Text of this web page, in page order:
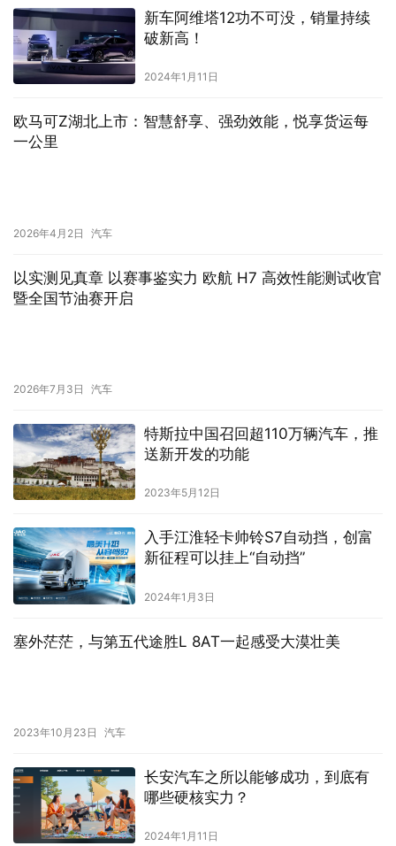
新车阿维塔12功不可没，销量持续
破新高！
2024年1月11日
欧马可Z湖北上市：智慧舒享、强劲效能，悦享货运每
一公里
2026年4月2日 汽车
以实测见真章 以赛事鉴实力 欧航 H7 高效性能测试收官
暨全国节油赛开启
2026年7月3日 汽车
特斯拉中国召回超110万辆汽车，推
送新开发的功能
2023年5月12日
入手江淮轻卡帅铃S7自动挡，创富
新征程可以挂上“自动挡”
2024年1月3日
塞外茫茫，与第五代途胜L 8AT一起感受大漠壮美
2023年10月23日 汽车
长安汽车之所以能够成功，到底有
哪些硬核实力？
2024年1月11日